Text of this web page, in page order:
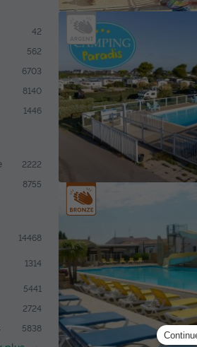
42
562
6703
8140
1446
2222
8755
14468
1314
5441
2724
5838